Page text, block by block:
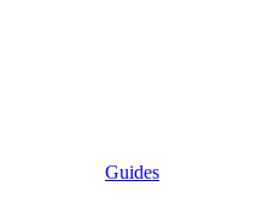
Guides